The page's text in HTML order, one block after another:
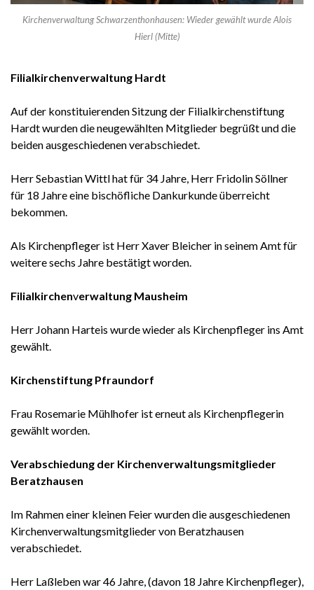
Kirchenverwaltung Schwarzenthonhausen: Wieder gewählt wurde Alois
Hierl (Mitte)
Filialkirchenverwaltung Hardt
Auf der konstituierenden Sitzung der Filialkirchenstiftung
Hardt wurden die neugewählten Mitglieder begrüßt und die
beiden ausgeschiedenen verabschiedet.
Herr Sebastian Wittl hat für 34 Jahre, Herr Fridolin Söllner
für 18 Jahre eine bischöfliche Dankurkunde überreicht
bekommen.
Als Kirchenpfleger ist Herr Xaver Bleicher in seinem Amt für
weitere sechs Jahre bestätigt worden.
Filialkirchenverwaltung Mausheim
Herr Johann Harteis wurde wieder als Kirchenpfleger ins Amt
gewählt.
Kirchenstiftung Pfraundorf
Frau Rosemarie Mühlhofer ist erneut als Kirchenpflegerin
gewählt worden.
Verabschiedung der Kirchenverwaltungsmitglieder
Beratzhausen
Im Rahmen einer kleinen Feier wurden die ausgeschiedenen
Kirchenverwaltungsmitglieder von Beratzhausen
verabschiedet.
Herr Laßleben war 46 Jahre, (davon 18 Jahre Kirchenpfleger),